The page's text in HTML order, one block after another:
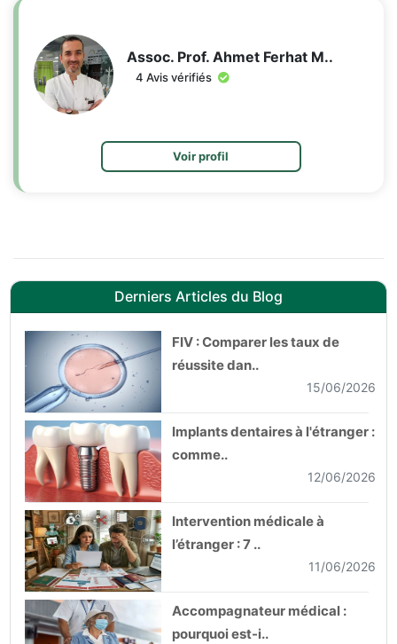
Assoc. Prof. Ahmet Ferhat M..
4 Avis vérifiés
Voir profil
Derniers Articles du Blog
FIV : Comparer les taux de
réussite dan..
15/06/2026
Implants dentaires à l'étranger :
comme..
12/06/2026
Intervention médicale à
l’étranger : 7 ..
11/06/2026
Accompagnateur médical :
pourquoi est-i..